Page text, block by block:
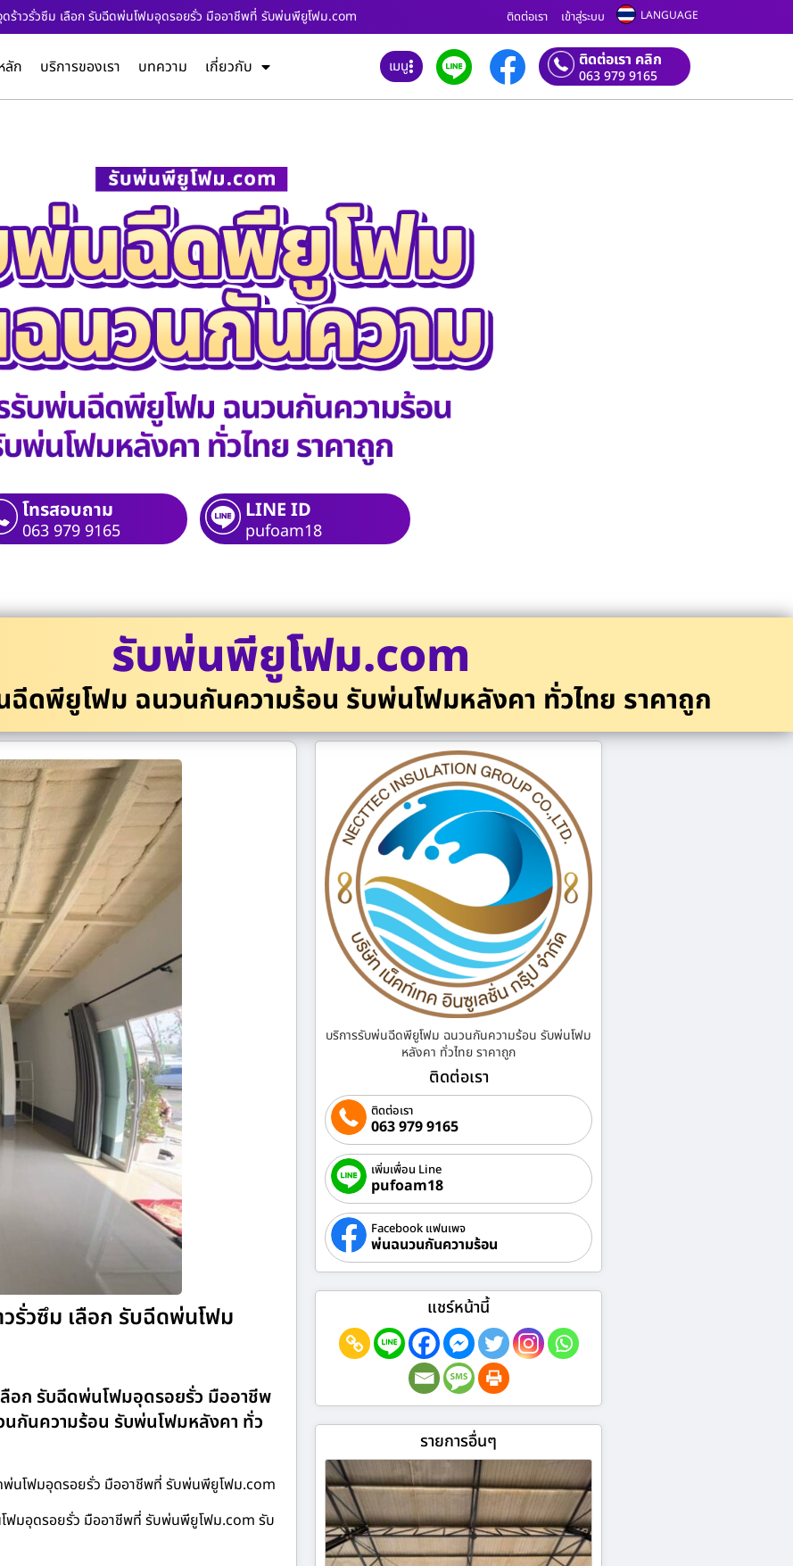
ดร้าวรั่วซึม เลือก รับฉีดพ่นโฟมอุดรอยรั่ว มืออาชีพที่ รับพ่นพียูโฟม.com ติดต่อเรา เข้าสู่ระบบ LANGUAGE
ลัก บริการของเรา บทความ เกี่ยวกับ เมนู ติดต่อเรา คลิก
063 979 9165
โทรสอบถาม
063 979 9165
LINE ID
pufoam18
รับพ่นพียูโฟม.com
ฉีดพียูโฟม ฉนวนกันความร้อน รับพ่นโฟมหลังคา ทั่วไทย ราคาถูก
รั่วซึม เลือก รับฉีดพ่นโฟม
ลือก รับฉีดพ่นโฟมอุดรอยรั่ว มืออาชีพ
นความร้อน รับพ่นโฟมหลังคา ทั่ว
นโฟมอุดรอยรั่ว มืออาชีพที่ รับพ่นพียูโฟม.com
ฟมอุดรอยรั่ว มืออาชีพที่ รับพ่นพียูโฟม.com รับ
บริการรับพ่นฉีดพียูโฟม ฉนวนกันความร้อน รับพ่นโฟม
หลังคา ทั่วไทย ราคาถูก
ติดต่อเรา
ติดต่อเรา
063 979 9165
เพิ่มเพื่อน Line
pufoam18
Facebook แฟนเพจ
พ่นฉนวนกันความร้อน
แชร์หน้านี้
รายการอื่นๆ